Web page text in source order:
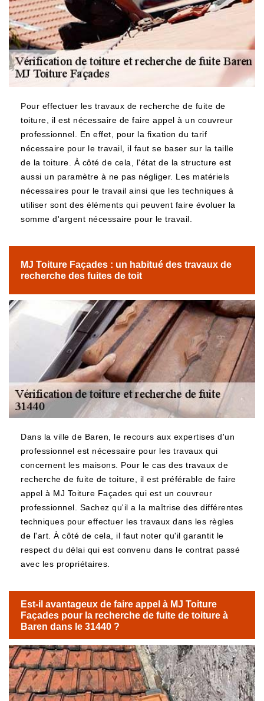
Pour effectuer les travaux de recherche de fuite de
toiture, il est nécessaire de faire appel à un couvreur
professionnel. En effet, pour la fixation du tarif
nécessaire pour le travail, il faut se baser sur la taille
de la toiture. À côté de cela, l'état de la structure est
aussi un paramètre à ne pas négliger. Les matériels
nécessaires pour le travail ainsi que les techniques à
utiliser sont des éléments qui peuvent faire évoluer la
somme d'argent nécessaire pour le travail.
MJ Toiture Façades : un habitué des travaux de
recherche des fuites de toit
Dans la ville de Baren, le recours aux expertises d'un
professionnel est nécessaire pour les travaux qui
concernent les maisons. Pour le cas des travaux de
recherche de fuite de toiture, il est préférable de faire
appel à MJ Toiture Façades qui est un couvreur
professionnel. Sachez qu'il a la maîtrise des différentes
techniques pour effectuer les travaux dans les règles
de l'art. À côté de cela, il faut noter qu'il garantit le
respect du délai qui est convenu dans le contrat passé
avec les propriétaires.
Est-il avantageux de faire appel à MJ Toiture
Façades pour la recherche de fuite de toiture à
Baren dans le 31440 ?